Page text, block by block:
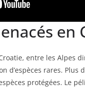
en
entre les Alpes
d’espèces rares. Plus
protégées. Le